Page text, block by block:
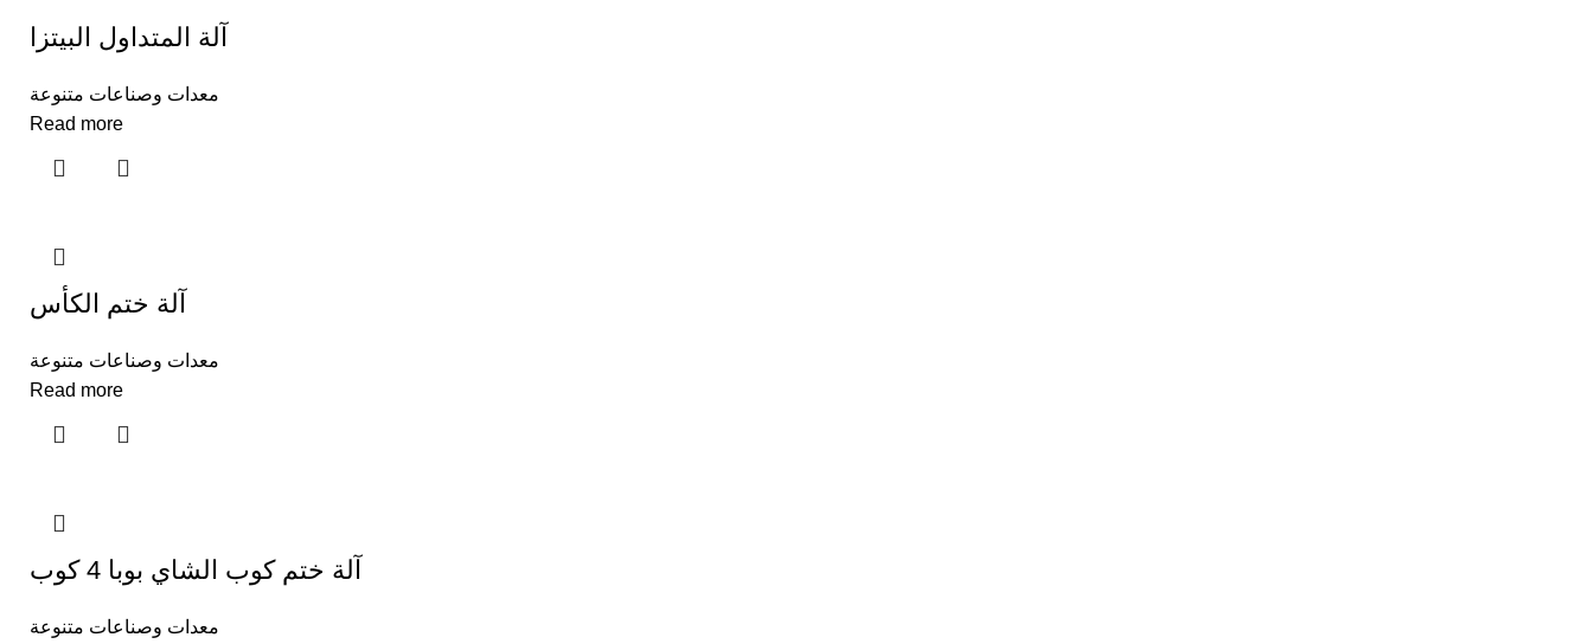
آلة المتداول البيتزا
معدات وصناعات متنوعة
Read more
آلة ختم الكأس
معدات وصناعات متنوعة
Read more
آلة ختم كوب الشاي بوبا 4 كوب
معدات وصناعات متنوعة